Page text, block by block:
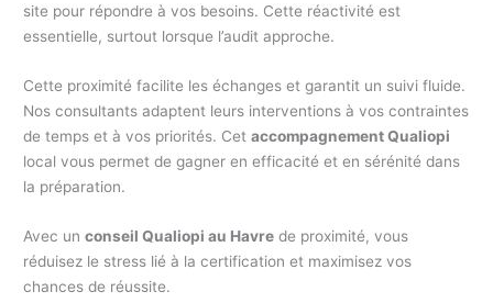
site pour répondre à vos besoins. Cette réactivité est
essentielle, surtout lorsque l’audit approche.
Cette proximité facilite les échanges et garantit un suivi fluide.
Nos consultants adaptent leurs interventions à vos contraintes
de temps et à vos priorités. Cetaccompagnement Qualiopi
local vous permet de gagner en efficacité et en sérénité dans
la préparation.
Avec unconseil Qualiopi au Havre de proximité, vous
réduisez le stress lié à la certification et maximisez vos
chances de réussite.